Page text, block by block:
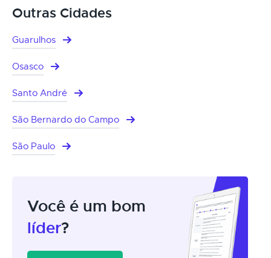
Outras Cidades
Guarulhos
Osasco
Santo André
São Bernardo do Campo
São Paulo
Você é um bom
líder?